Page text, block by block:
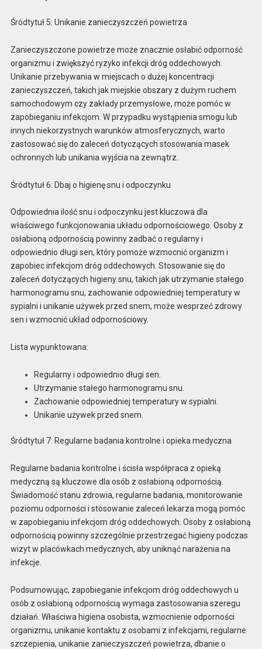
Śródtytuł 5: Unikanie zanieczyszczeń powietrza
Zanieczyszczone powietrze może znacznie osłabić odporność
organizmu i zwiększyć ryzyko infekcji dróg oddechowych.
Unikanie przebywania w miejscach o dużej koncentracji
zanieczyszczeń, takich jak miejskie obszary z dużym ruchem
samochodowym czy zakłady przemysłowe, może pomóc w
zapobieganiu infekcjom. W przypadku wystąpienia smogu lub
innych niekorzystnych warunków atmosferycznych, warto
zastosować się do zaleceń dotyczących stosowania masek
ochronnych lub unikania wyjścia na zewnątrz.
Śródtytuł 6: Dbaj o higienę snu i odpoczynku
Odpowiednia ilość snu i odpoczynku jest kluczowa dla
właściwego funkcjonowania układu odpornościowego. Osoby z
osłabioną odpornością powinny zadbać o regularny i
odpowiednio długi sen, który pomoże wzmocnić organizm i
zapobiec infekcjom dróg oddechowych. Stosowanie się do
zaleceń dotyczących higieny snu, takich jak utrzymanie stałego
harmonogramu snu, zachowanie odpowiedniej temperatury w
sypialni i unikanie używek przed snem, może wesprzeć zdrowy
sen i wzmocnić układ odpornościowy.
Lista wypunktowana:
Regularny i odpowiednio długi sen.
Utrzymanie stałego harmonogramu snu.
Zachowanie odpowiedniej temperatury w sypialni.
Unikanie używek przed snem.
Śródtytuł 7: Regularne badania kontrolne i opieka medyczna
Regularne badania kontrolne i ścisła współpraca z opieką
medyczną są kluczowe dla osób z osłabioną odpornością.
Świadomość stanu zdrowia, regularne badania, monitorowanie
poziomu odporności i stosowanie zaleceń lekarza mogą pomóc
w zapobieganiu infekcjom dróg oddechowych. Osoby z osłabioną
odpornością powinny szczególnie przestrzegać higieny podczas
wizyt w placówkach medycznych, aby uniknąć narażenia na
infekcje.
Podsumowując, zapobieganie infekcjom dróg oddechowych u
osób z osłabioną odpornością wymaga zastosowania szeregu
działań. Właściwa higiena osobista, wzmocnienie odporności
organizmu, unikanie kontaktu z osobami z infekcjami, regularne
szczepienia, unikanie zanieczyszczeń powietrza, dbanie o